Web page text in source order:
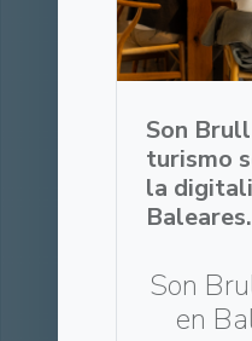
Son
turismo
la
Baleares.
Son
en